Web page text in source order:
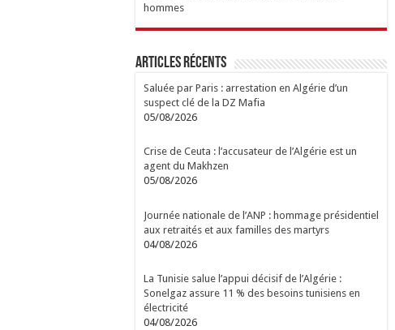
hommes
Articles Récents
Saluée par Paris : arrestation en Algérie d’un
suspect clé de la DZ Mafia
05/08/2026
Crise de Ceuta : l’accusateur de l’Algérie est un
agent du Makhzen
05/08/2026
Journée nationale de l’ANP : hommage présidentiel
aux retraités et aux familles des martyrs
04/08/2026
La Tunisie salue l’appui décisif de l’Algérie :
Sonelgaz assure 11 % des besoins tunisiens en
électricité
04/08/2026